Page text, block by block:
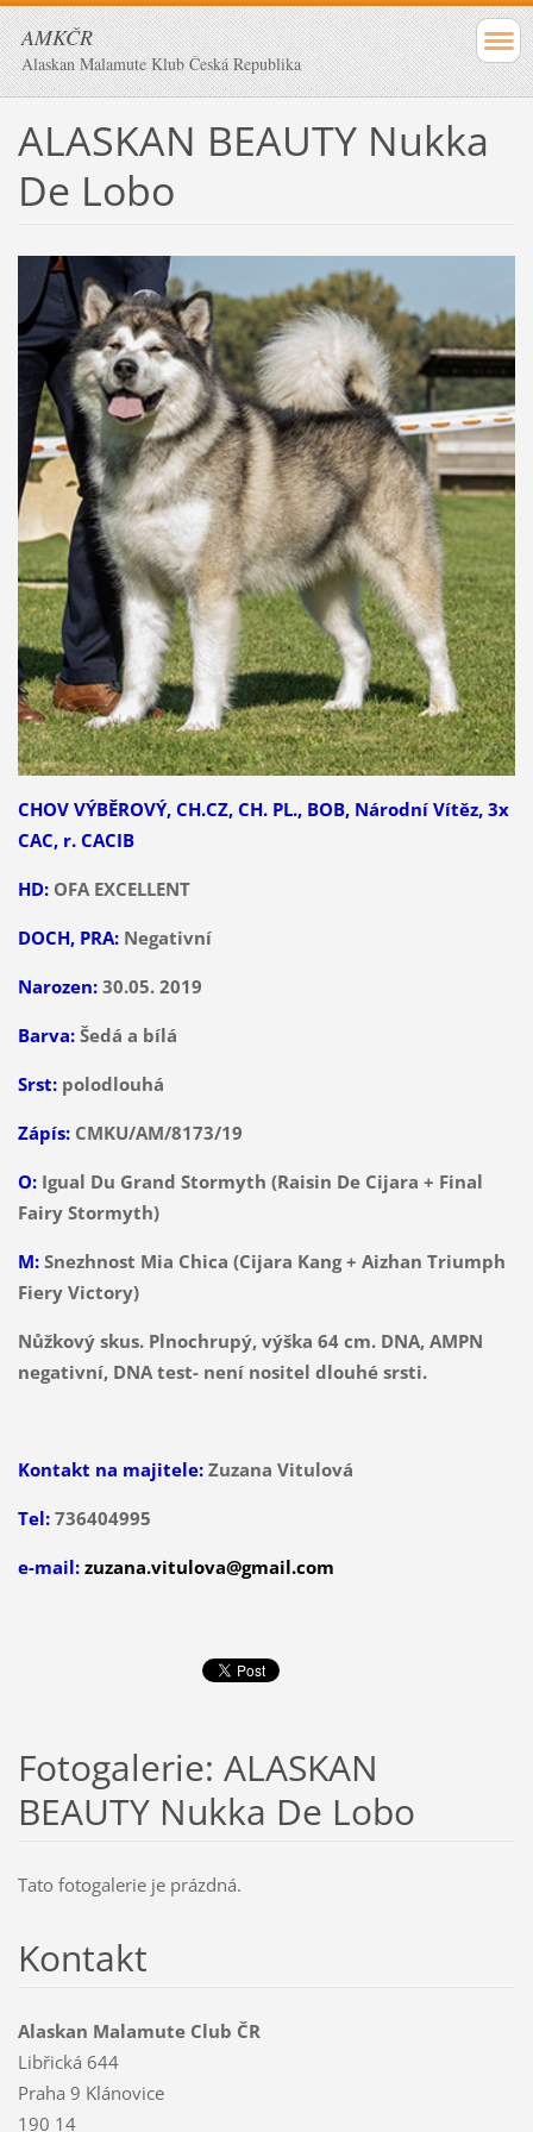
AMKČR
Alaskan Malamute Klub Česká Republika
ALASKAN BEAUTY Nukka
De Lobo
CHOV VÝBĚROVÝ, CH.CZ, CH. PL., BOB, Národní Vítěz, 3x
CAC, r. CACIB
HD:OFA EXCELLENT
DOCH, PRA:Negativní
Narozen:30.05. 2019
Barva:Šedá a bílá
Srst: polodlouhá
Zápís:CMKU/AM/8173/19
O: Igual Du Grand Stormyth (Raisin De Cijara + Final
Fairy Stormyth)
M: Snezhnost Mia Chica (Cijara Kang + Aizhan Triumph
Fiery Victory)
Nůžkový skus. Plnochrupý, výška 64 cm. DNA, AMPN
negativní, DNA test- není nositel dlouhé srsti.
Kontakt na majitele:Zuzana Vitulová
Tel: 736404995
e-mail: zuzana.vitulova@gmail.com
Fotogalerie: ALASKAN
BEAUTY Nukka De Lobo
Tato fotogalerie je prázdná.
Kontakt
Alaskan Malamute Club ČR
Libřická 644
Praha 9 Klánovice
190 14